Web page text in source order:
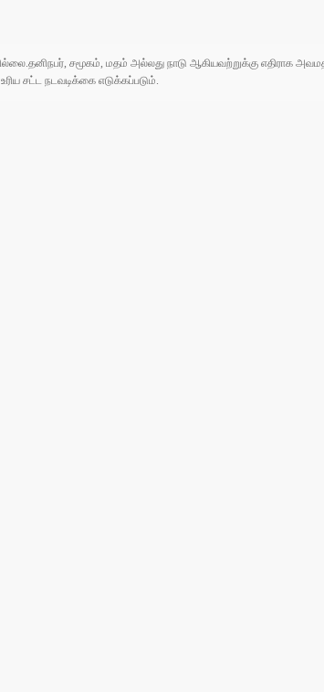
சமூகம், மதம் அல்லது நாடு ஆகியவற்றுக்கு எதிராக
சட்ட நடவடிக்கை எடுக்கப்படும்.